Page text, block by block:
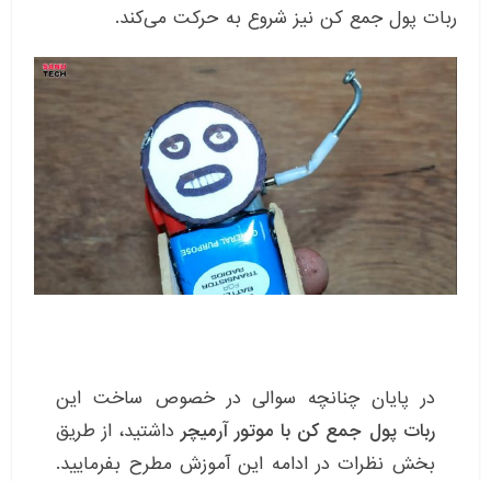
ربات پول جمع کن نیز شروع به حرکت می‌کند.
در پایان چنانچه سوالی در خصوص ساخت این
ربات پول جمع کن با موتور آرمیچر داشتید، از طریق
بخش نظرات در ادامه این آموزش مطرح بفرمایید.